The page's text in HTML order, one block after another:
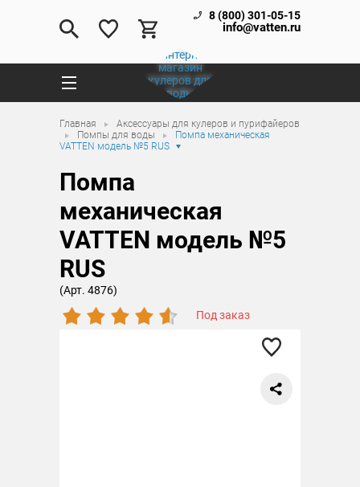
8 (800) 301-05-15
info@vatten.ru
Главная
Аксессуары для кулеров и пурифайеров
Помпы для воды
Помпа механическая
VATTEN модель №5 RUS
Помпа
механическая
VATTEN модель №5
RUS
(Арт. 4876)
Под заказ